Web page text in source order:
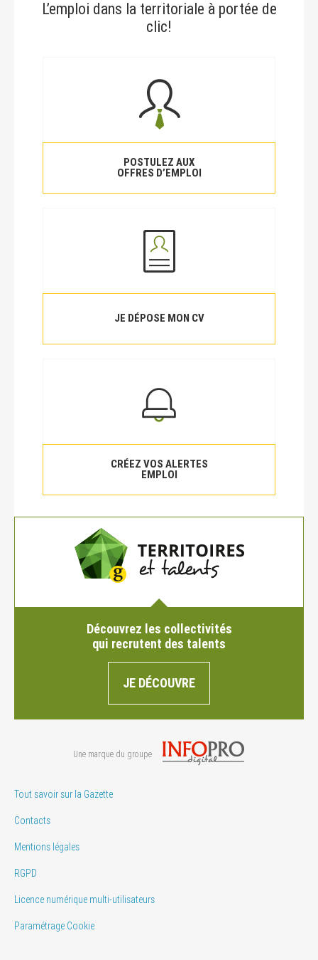
L’emploi dans la territoriale à portée de
clic!
POSTULEZ AUX
OFFRES D’EMPLOI
JE DÉPOSE MON CV
CRÉEZ VOS ALERTES
EMPLOI
Découvrez les collectivités
qui recrutent des talents
JE DÉCOUVRE
Une marque du groupe
Tout savoir sur la Gazette
Contacts
Mentions légales
RGPD
Licence numérique multi-utilisateurs
Paramétrage Cookie